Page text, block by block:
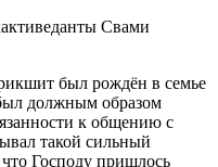
Свами
был рождён в семье
должным образом
к общению с
такой сильный
Господу пришлось